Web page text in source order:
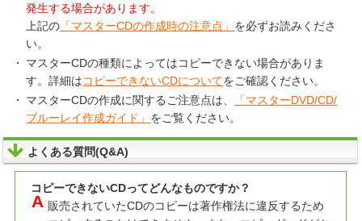
発生する場合があります。
上記の 「マスターCDの作成時の注意点」 を必ずお読みくださ
い。
マスターCDの種類によってはコピーできない場合がありま
す。詳細はコピーできないCDについてをご確認ください。
マスターCDの作成に関するご注意点は、
「マスターDVD/CD/
ブルーレイ作成ガイド」 をご覧ください。
よくある質問(Q&A)
コピーできないCDってどんなものですか？
販売されていたCDのコピーは著作権法に違反するため